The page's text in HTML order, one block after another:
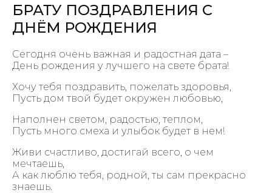
БРАТУ ПОЗДРАВЛЕНИЯ С
ДНЁМ РОЖДЕНИЯ
Сегодня очень важная и радостная дата –
День рождения у лучшего на свете брата!
Хочу тебя поздравить, пожелать здоровья,
Пусть дом твой будет окружен любовью,
Наполнен светом, радостью, теплом,
Пусть много смеха и улыбок будет в нем!
Живи счастливо, достигай всего, о чем
мечтаешь,
А как люблю тебя, родной, ты сам прекрасно
знаешь.